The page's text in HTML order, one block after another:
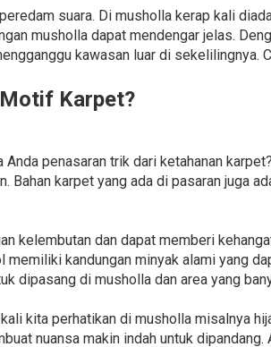
suara. Di musholla kerap kali
musholla dapat mendengar jelas.
kawasan luar di sekelilingnya.
Karpet?
penasaran trik dari ketahanan
Bahan karpet yang ada di pasaran juga
kelembutan dan dapat memberi
kandungan minyak alami yang
dipasang di musholla dan area yang
kita perhatikan di musholla misalnya
nuansa makin indah untuk